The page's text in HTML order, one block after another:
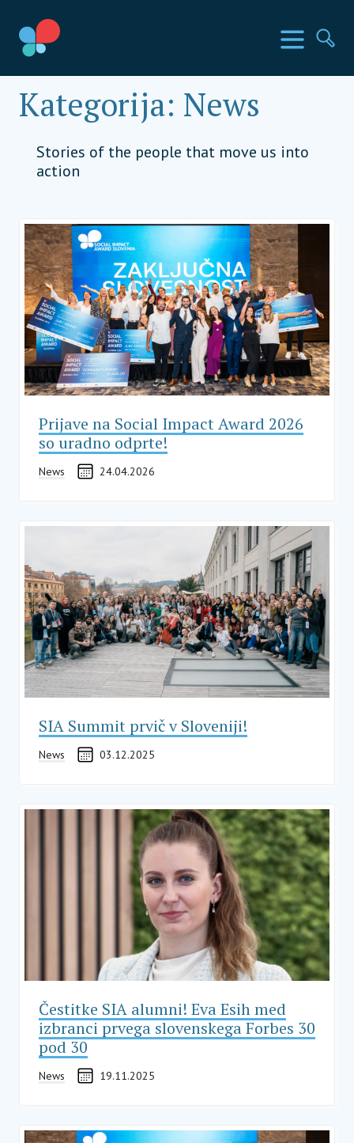
vsebino
Meni
Države SIA
Kategorija: News
Stories of the people that move us into
action
Prijave na Social Impact Award 2026
so uradno odprte!
News 24.04.2026
SIA Summit prvič v Sloveniji!
News 03.12.2025
Čestitke SIA alumni! Eva Esih med
izbranci prvega slovenskega Forbes 30
pod 30
News 19.11.2025